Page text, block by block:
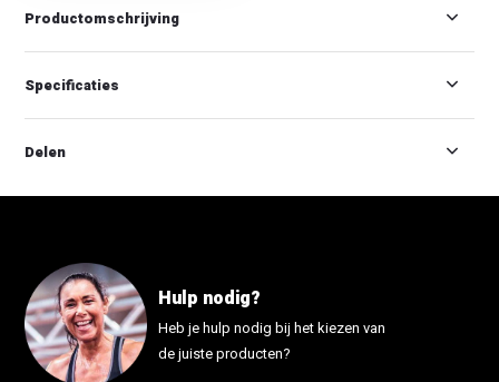
Productomschrijving
Specificaties
Delen
Hulp nodig?
Heb je hulp nodig bij het kiezen van
de juiste producten?